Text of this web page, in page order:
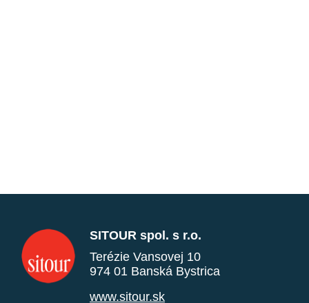
SITOUR spol. s r.o.
Terézie Vansovej 10
974 01 Banská Bystrica
www.sitour.sk